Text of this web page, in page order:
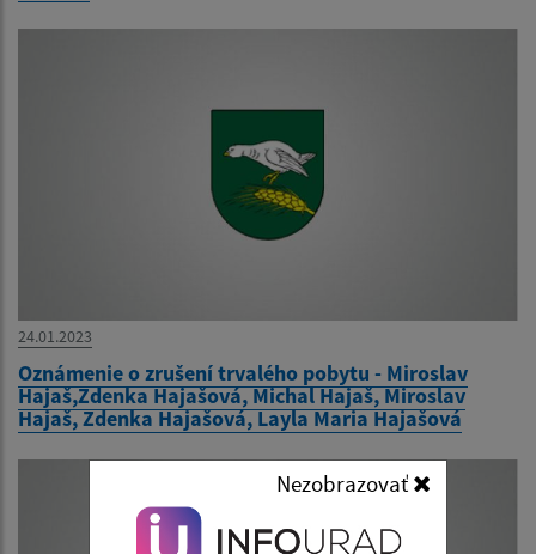
24.01.2023
Oznámenie o zrušení trvalého pobytu - Miroslav
Hajaš,Zdenka Hajašová, Michal Hajaš, Miroslav
Hajaš, Zdenka Hajašová, Layla Maria Hajašová
Nezobrazovať